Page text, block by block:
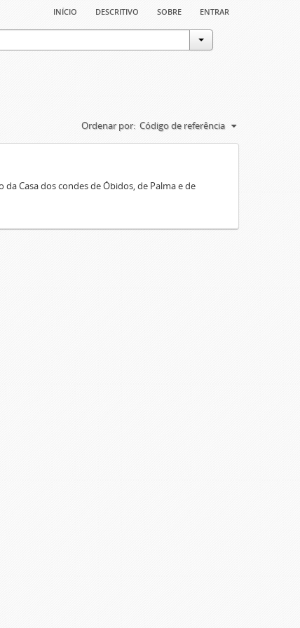
início descritivo sobre entrar
Ordenar por: Código de referência
Casa dos condes de Óbidos, de Palma e de